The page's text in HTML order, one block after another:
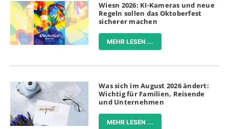
Wiesn 2026: KI-Kameras und neue
Regeln sollen das Oktoberfest
sicherer machen
MEHR LESEN ...
Was sich im August 2026 ändert:
Wichtig für Familien, Reisende
und Unternehmen
MEHR LESEN ...